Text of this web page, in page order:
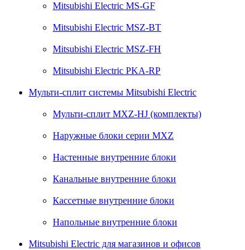
Mitsubishi Electric MS-GF
Mitsubishi Electric MSZ-BT
Mitsubishi Electric MSZ-FH
Mitsubishi Electric PKA-RP
Мульти-сплит системы Mitsubishi Electric
Мульти-сплит MXZ-HJ (комплекты)
Наружные блоки серии MXZ
Настенные внутренние блоки
Канальные внутренние блоки
Кассетные внутренние блоки
Напольные внутренние блоки
Mitsubishi Electric для магазинов и офисов